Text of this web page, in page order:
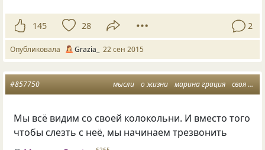
145 28 2
Опубликовала Grazia_ 22 сен 2015
мысли о жизни марина грация своя колокольня
#857750
Мы всё видим со своей колокольни. И вместо того
чтобы слезть с неё, мы начинаем трезвонить